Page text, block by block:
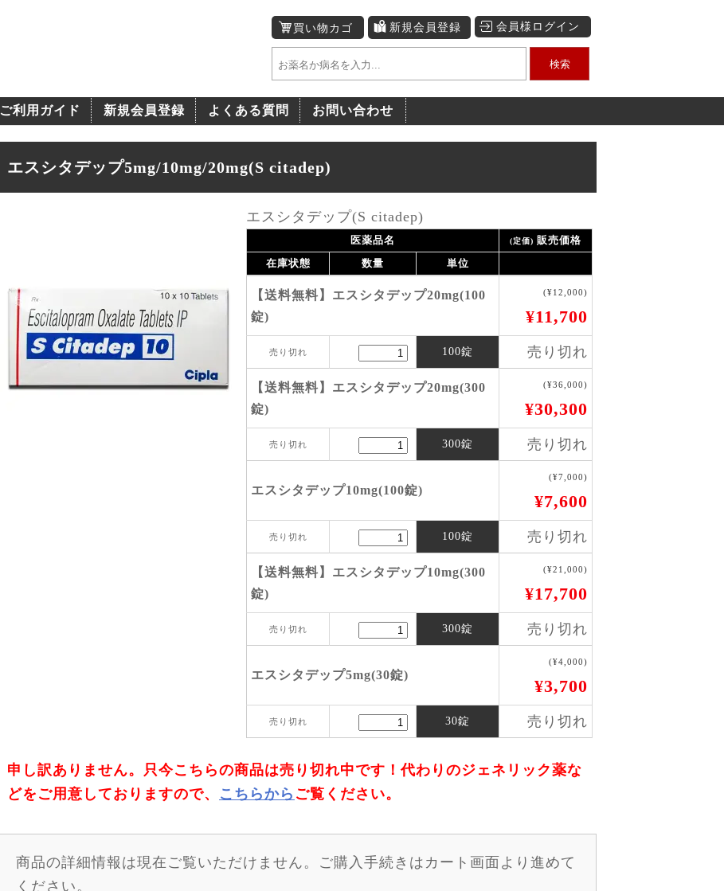
買い物カゴ 新規会員登録 会員様ログイン
検索
ご利用ガイド 新規会員登録 よくある質問 お問い合わせ
エスシタデップ5mg/10mg/20mg(S citadep)
エスシタデップ(S citadep)
医薬品名 (定価) 販売価格
在庫状態
数量 単位
【送料無料】エスシタデップ20mg(100
錠)
(¥12,000)
¥11,700
売り切れ 100錠 売り切れ
【送料無料】エスシタデップ20mg(300
錠)
(¥36,000)
¥30,300
売り切れ 300錠 売り切れ
エスシタデップ10mg(100錠)
(¥7,000)
¥7,600
売り切れ 100錠 売り切れ
【送料無料】エスシタデップ10mg(300
錠)
(¥21,000)
¥17,700
売り切れ 300錠 売り切れ
エスシタデップ5mg(30錠)
(¥4,000)
¥3,700
売り切れ 30錠 売り切れ
申し訳ありません。只今こちらの商品は売り切れ中です！代わりのジェネリック薬な
どをご用意しておりますので、 こちらから ご覧ください。
商品の詳細情報は現在ご覧いただけません。ご購入手続きはカート画面より進めて
ください。